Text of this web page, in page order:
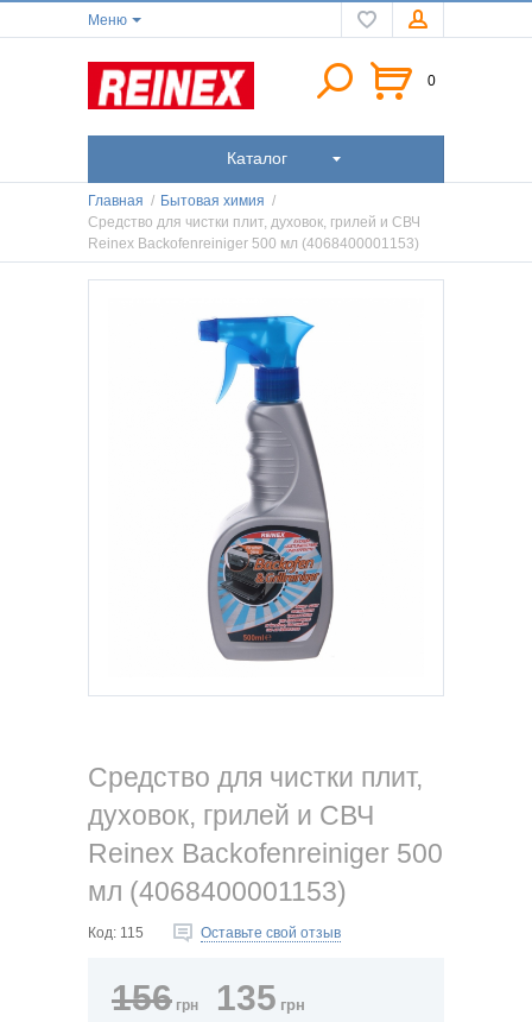
Меню
0
Каталог
Главная / Бытовая химия /
Средство для чистки плит, духовок, грилей и СВЧ
Reinex Backofenreiniger 500 мл (4068400001153)
Средство для чистки плит,
духовок, грилей и СВЧ
Reinex Backofenreiniger 500
мл (4068400001153)
Код: 115 Оставьте свой отзыв
156 грн 135 грн